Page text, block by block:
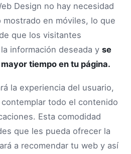
Design no hay necesidad
en móviles, lo que
que los visitantes
información deseada y se
tiempo en tu página.
la experiencia del usuario,
todo el contenido
Esta comodidad
que les pueda ofrecer la
a recomendar tu web y así